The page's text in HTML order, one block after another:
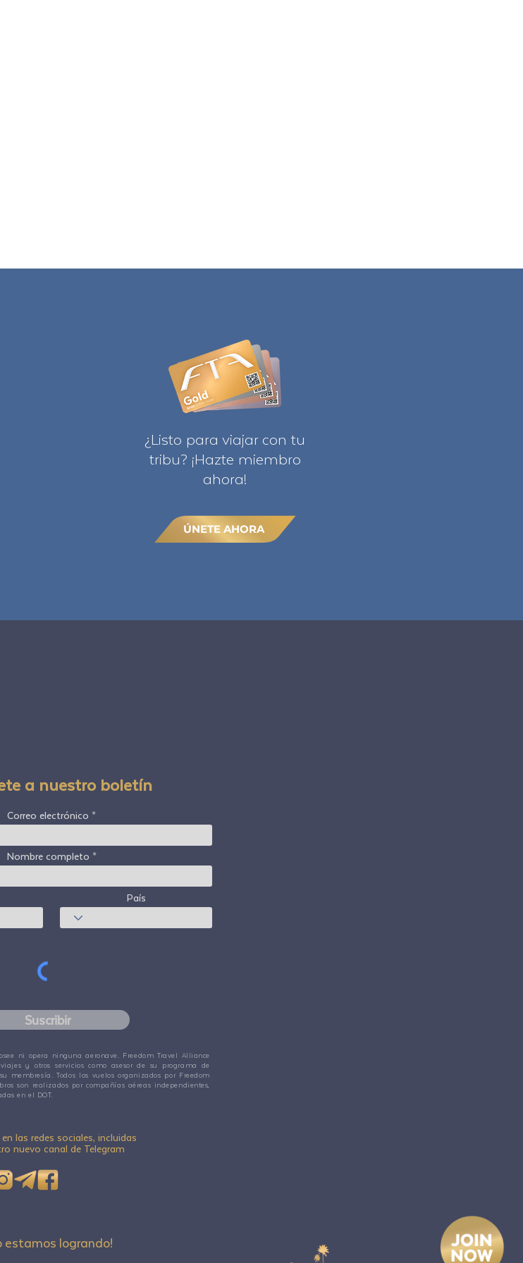
¿Listo para viajar con tu
tribu? ¡Hazte miembro
ahora!
ÚNETE AHORA
a nuestro boletín
Correo electrónico
Nombre completo
País
Suscribir
ni opera ninguna aeronave. Freedom Travel Alliance
y otros servicios como asesor de su programa de
membresía. Todos los vuelos organizados por Freedom
son realizados por compañías aéreas independientes,
en el DOT.
las redes sociales, incluidas
nuevo canal de Telegram
estamos logrando!